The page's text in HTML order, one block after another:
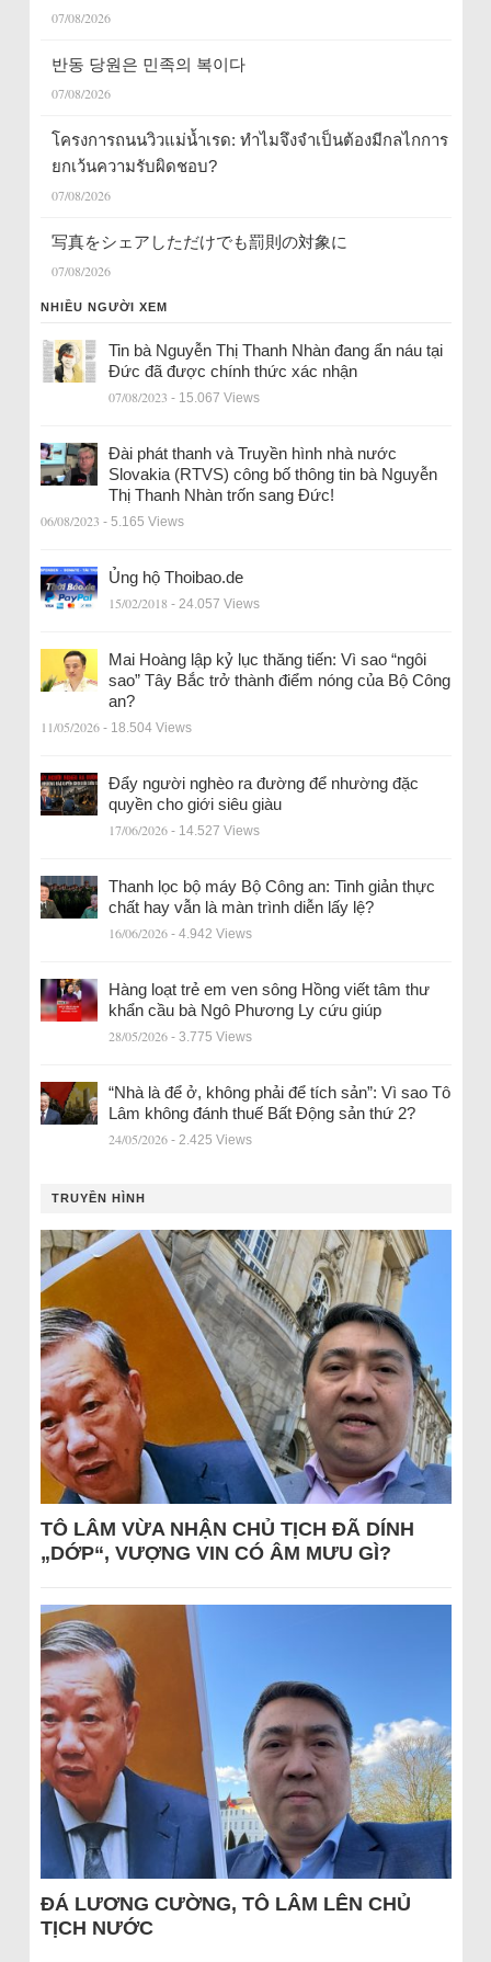
07/08/2026
반동 당원은 민족의 복이다
07/08/2026
โครงการถนนวิวแม่น้ำเรด: ทำไมจึงจำเป็นต้องมีกลไกการ
ยกเว้นความรับผิดชอบ?
07/08/2026
写真をシェアしただけでも罰則の対象に
07/08/2026
NHIỀU NGƯỜI XEM
Tin bà Nguyễn Thị Thanh Nhàn đang ẩn náu tại
Đức đã được chính thức xác nhận
07/08/2023 - 15.067 Views
Đài phát thanh và Truyền hình nhà nước
Slovakia (RTVS) công bố thông tin bà Nguyễn
Thị Thanh Nhàn trốn sang Đức!
06/08/2023 - 5.165 Views
Ủng hộ Thoibao.de
15/02/2018 - 24.057 Views
Mai Hoàng lập kỷ lục thăng tiến: Vì sao “ngôi
sao” Tây Bắc trở thành điểm nóng của Bộ Công
an?
11/05/2026 - 18.504 Views
Đẩy người nghèo ra đường để nhường đặc
quyền cho giới siêu giàu
17/06/2026 - 14.527 Views
Thanh lọc bộ máy Bộ Công an: Tinh giản thực
chất hay vẫn là màn trình diễn lấy lệ?
16/06/2026 - 4.942 Views
Hàng loạt trẻ em ven sông Hồng viết tâm thư
khẩn cầu bà Ngô Phương Ly cứu giúp
28/05/2026 - 3.775 Views
“Nhà là để ở, không phải để tích sản”: Vì sao Tô
Lâm không đánh thuế Bất Động sản thứ 2?
24/05/2026 - 2.425 Views
TRUYỀN HÌNH
TÔ LÂM VỪA NHẬN CHỦ TỊCH ĐÃ DÍNH
„DỚP“, VƯỢNG VIN CÓ ÂM MƯU GÌ?
ĐÁ LƯƠNG CƯỜNG, TÔ LÂM LÊN CHỦ
TỊCH NƯỚC